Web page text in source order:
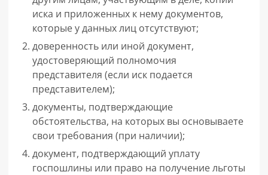
иска и приложенных к нему документов,
которые у данных лиц отсутствуют;
доверенность или иной документ,
удостоверяющий полномочия
представителя (если иск подается
представителем);
документы, подтверждающие
обстоятельства, на которых вы основываете
свои требования (при наличии);
документ, подтверждающий уплату
госпошлины или право на получение льготы